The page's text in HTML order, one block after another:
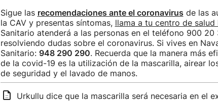
Sigue las recomendaciones ante el coronavirus de las
la CAV y presentas síntomas, llama a tu centro de salud
Sanitario atenderá a las personas en el teléfono 900
resolviendo dudas sobre el coronavirus. Si vives en
Sanitario: 948 290 290. Recuerda que la manera más
de la covid-19 es la utilización de la mascarilla, airear
de seguridad y el lavado de manos.
Urkullu dice que la mascarilla será necesaria en el